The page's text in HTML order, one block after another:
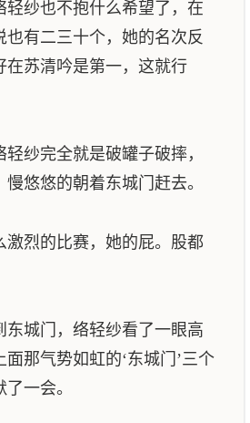
纱也不抱什么希望了，在
也有二三十个，她的名次反
在苏清吟是第一，这就行
完全就是破罐子破摔，
悠悠的朝着东城门赶去。
烈的比赛，她的屁。股都
城门，络轻纱看了一眼高
那气势如虹的‘东城门’三个
一会。